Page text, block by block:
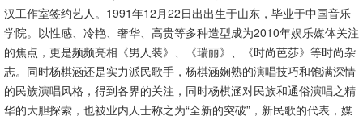
汉工作室签约艺人。1991年12月22日出出生于山东，毕业于中国音乐
学院。以性感、冷艳、奢华、高贵等多种造型成为2010年娱乐媒体关注
的焦点，更是频频亮相《男人装》、《瑞丽》、《时尚芭莎》等时尚杂
志。同时杨棋涵还是实力派民歌手，杨棋涵娴熟的演唱技巧和饱满深情
的民族演唱风格，得到各界的关注，同时杨棋涵对民族和通俗演唱之精
华的大胆探索，也被业内人士称之为“全新的突破”，新民歌的代表，媒